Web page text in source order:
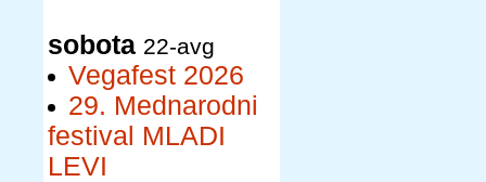
sobota 22-avg
Vegafest 2026
29. Mednarodni
festival MLADI
LEVI